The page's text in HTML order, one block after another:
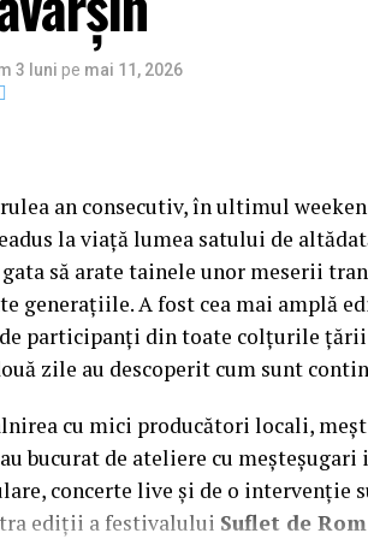
3 luni pe mai 11, 2026
an consecutiv, în ultimul
la viață lumea satului de
să arate tainele unor meserii
generațiile. A fost cea mai amplă
de participanți din toate colțurile
zile au descoperit cum sunt
cu mici producători locali,
bucurat de ateliere cu meșteșugari
concerte live și de o intervenție
ediții a festivalului Suflet de